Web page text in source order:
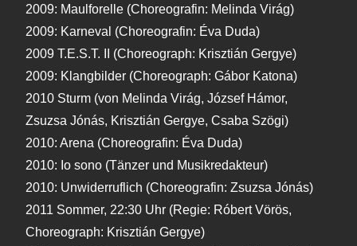
2009: Maulforelle (Choreografin: Melinda Virág)
2009: Karneval (Choreografin: Éva Duda)
2009 T.E.S.T. II (Choreograph: Krisztián Gergye)
2009: Klangbilder (Choreograph: Gábor Katona)
2010 Sturm (von Melinda Virág, József Hámor,
Zsuzsa Jónás, Krisztián Gergye, Csaba Szögi)
2010: Arena (Choreografin: Éva Duda)
2010: Io sono (Tänzer und Musikredakteur)
2010: Unwiderruflich (Choreografin: Zsuzsa Jónás)
2011 Sommer, 22:30 Uhr (Regie: Róbert Vörös,
Choreograph: Krisztián Gergye)